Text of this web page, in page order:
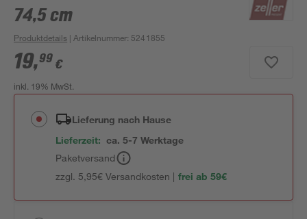
74,5 cm
Produktdetails | Artikelnummer: 5241855
19,99 €
inkl. 19% MwSt.
Lieferung nach Hause
Lieferzeit: ca. 5-7 Werktage
Paketversand
zzgl. 5,95€ Versandkosten | frei ab 59€